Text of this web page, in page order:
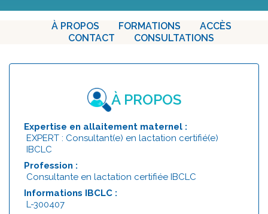
À PROPOS FORMATIONS
ACCÈS
CONTACT
CONSULTATIONS
À PROPOS
Expertise en allaitement maternel :
EXPERT : Consultant(e) en lactation certifié(e)
IBCLC
Profession :
Consultante en lactation certifiée IBCLC
Informations IBCLC :
L-300407